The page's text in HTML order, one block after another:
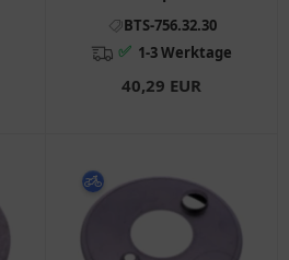
BTS-756.32.30
✅ 1-3 Werktage
40,29 EUR